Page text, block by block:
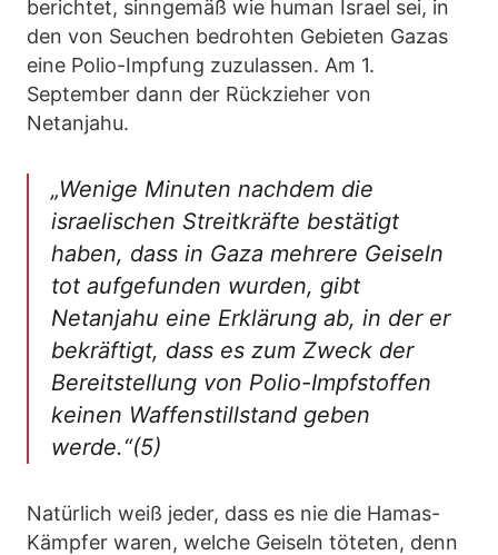
berichtet, sinngemäß wie human Israel sei, in
den von Seuchen bedrohten Gebieten Gazas
eine Polio-Impfung zuzulassen. Am 1.
September dann der Rückzieher von
Netanjahu.
„Wenige Minuten nachdem die
israelischen Streitkräfte bestätigt
haben, dass in Gaza mehrere Geiseln
tot aufgefunden wurden, gibt
Netanjahu eine Erklärung ab, in der er
bekräftigt, dass es zum Zweck der
Bereitstellung von Polio-Impfstoffen
keinen Waffenstillstand geben
werde.“(5)
Natürlich weiß jeder, dass es nie die Hamas-
Kämpfer waren, welche Geiseln töteten, denn